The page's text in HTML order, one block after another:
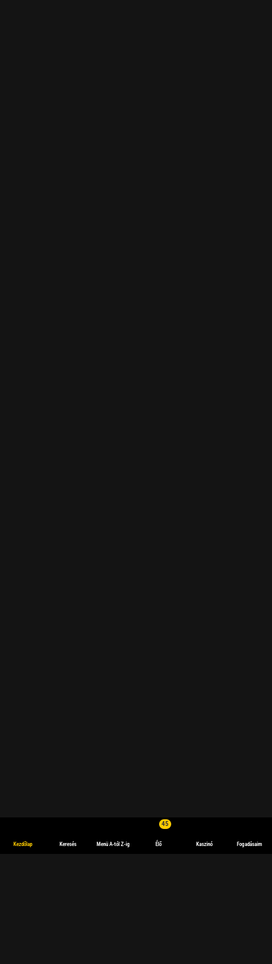
Kezdőlap Keresés Menü A-tól Z-ig
45
Élő Kaszinó Fogadásaim